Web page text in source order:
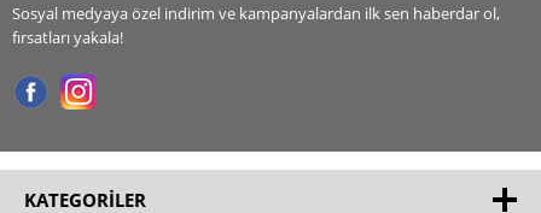
Sosyal medyaya özel indirim ve kampanyalardan ilk sen haberdar ol,
fırsatları yakala!
KATEGORILER